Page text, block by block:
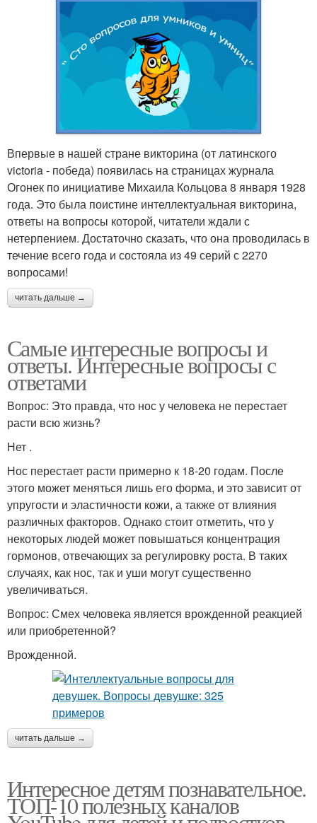
Впервые в нашей стране викторина (от латинского
victoria - победа) появилась на страницах журнала
Огонек по инициативе Михаила Кольцова 8 января 1928
года. Это была поистине интеллектуальная викторина,
ответы на вопросы которой, читатели ждали с
нетерпением. Достаточно сказать, что она проводилась в
течение всего года и состояла из 49 серий с 2270
вопросами!
читать дальше →
Самые интересные вопросы и
ответы. Интересные вопросы с
ответами
Вопрос: Это правда, что нос у человека не перестает
расти всю жизнь?
Нет .
Нос перестает расти примерно к 18-20 годам. После
этого может меняться лишь его форма, и это зависит от
упругости и эластичности кожи, а также от влияния
различных факторов. Однако стоит отметить, что у
некоторых людей может повышаться концентрация
гормонов, отвечающих за регулировку роста. В таких
случаях, как нос, так и уши могут существенно
увеличиваться.
Вопрос: Смех человека является врожденной реакцией
или приобретенной?
Врожденной.
читать дальше →
Интересное детям познавательное.
ТОП-10 полезных каналов